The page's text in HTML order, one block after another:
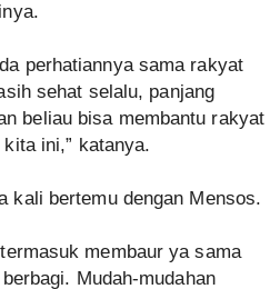
perhatiannya sama rakyat
sehat selalu, panjang
beliau bisa membantu rakyat
ini,” katanya.
kali bertemu dengan Mensos.
membaur ya sama
Mudah-mudahan